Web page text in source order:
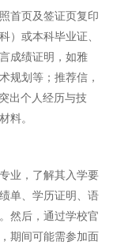
首页及签证页复印
）或本科毕业证、
成绩证明，如雅
规划等；推荐信，
出个人经历与技
料。
业，了解其入学要
单、学历证明、语
然后，通过学校官
期间可能需参加面